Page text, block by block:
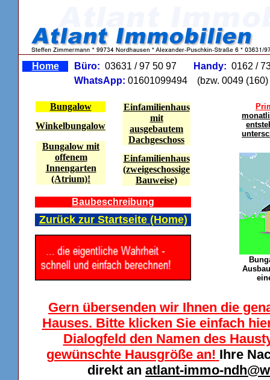
Home Büro: 03631 / 97 50 97 Handy: 0162 /
WhatsApp: 01601099494 (bzw. 0049
Bungalow
Winkelbungalow
Bungalow mit
offenem
Innengarten
(Atrium)!
Einfamilienhaus
mit
ausgebautem
Dachgeschoss
Einfamilienhaus
(zweigeschossige
Bauweise)
Baubeschreibung
Zurück zur Startseite (Home)
Gern übersenden wir Ihnen die
Hauses. Bitte klicken Sie einfach
Dialogfeld den Namen des
gewünschte Hausgröße an! Ihre
direkt an atlant-immo-